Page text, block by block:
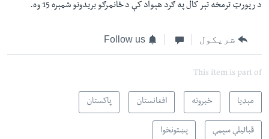
د رپورټ ترمخه تېر کال په ګرد هېواد کې د ځانمرګو بریدونو شمېره 15 وه.
شریکول Follow us
This item is part of
مېډیا خبرونه افغانستان پاکستان
قبائیلې سېمې پښتونخوا